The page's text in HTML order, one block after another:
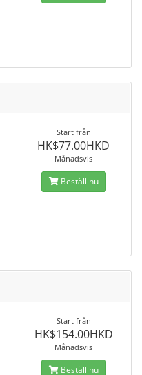
Start från
HK$77.00HKD
Månadsvis
Beställ nu
Start från
HK$154.00HKD
Månadsvis
Beställ nu